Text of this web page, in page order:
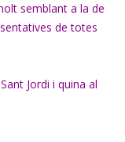
semblant a la de
de totes
Jordi i quina al